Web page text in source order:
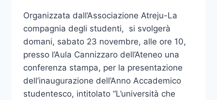
Organizzata dall’Associazione Atreju-La
compagnia degli studenti, si svolgerà
domani, sabato 23 novembre, alle ore 10,
presso l’Aula Cannizzaro dell’Ateneo una
conferenza stampa, per la presentazione
dell’inaugurazione dell’Anno Accademico
studentesco, intitolato “L’università che